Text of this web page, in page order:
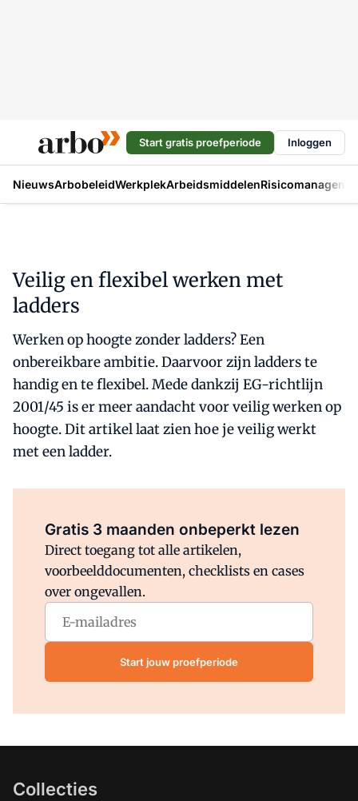
Start gratis proefperiode Inloggen
NieuwsArbobeleidWerkplekArbeidsmiddelen
Veilig en flexibel werken met
ladders
Werken op hoogte zonder ladders? Een
onbereikbare ambitie. Daarvoor zijn ladders te
handig en te flexibel. Mede dankzij EG-richtlijn
2001/45 is er meer aandacht voor veilig werken op
hoogte. Dit artikel laat zien hoe je veilig werkt
met een ladder.
Gratis 3 maanden onbeperkt lezen
Direct toegang tot alle artikelen,
voorbeelddocumenten, checklists en cases
over ongevallen.
Start jouw proefperiode
Collecties